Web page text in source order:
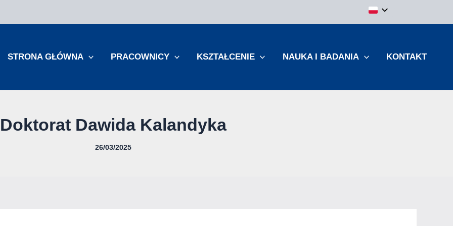
STRONA GŁÓWNA PRACOWNICY KSZTAŁCENIE NAUKA I BADANIA KONTAKT
Doktorat Dawida Kalandyka
26/03/2025